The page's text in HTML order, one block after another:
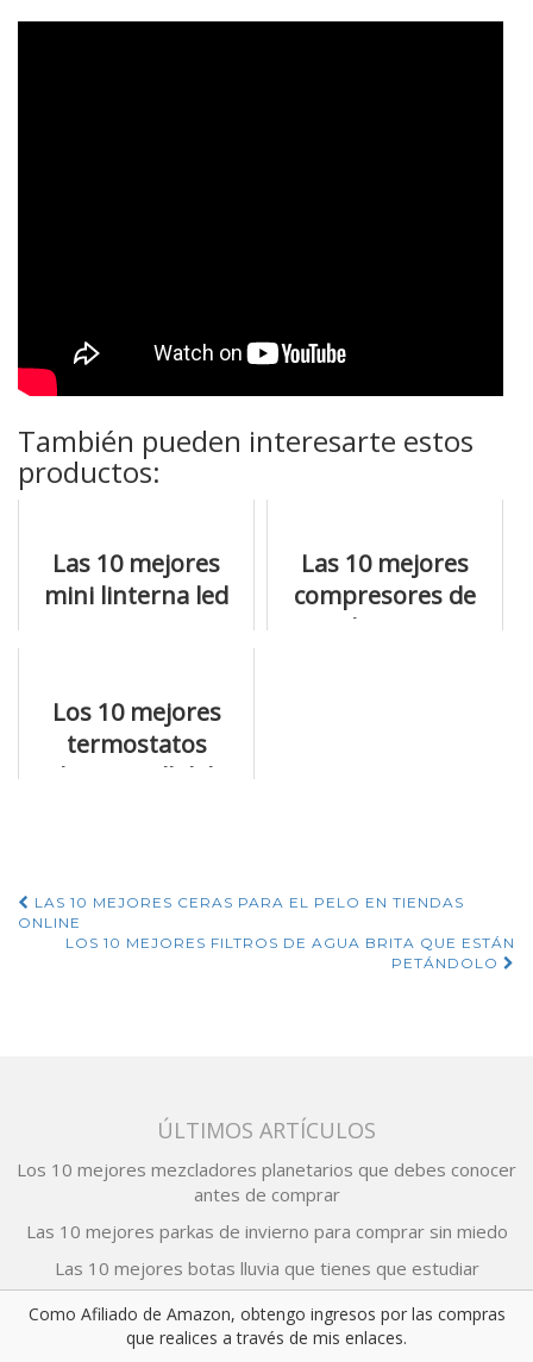
También pueden interesarte estos
productos:
Las 10 mejores
mini linterna led
Las 10 mejores
compresores de
aire de 220v que
Los 10 mejores
termostatos
honeywell del
Navegación
LAS 10 MEJORES CERAS PARA EL PELO EN TIENDAS
ONLINE
LOS 10 MEJORES FILTROS DE AGUA BRITA QUE ESTÁN
PETÁNDOLO
ÚLTIMOS ARTÍCULOS
Los 10 mejores mezcladores planetarios que debes conocer
antes de comprar
Las 10 mejores parkas de invierno para comprar sin miedo
Las 10 mejores botas lluvia que tienes que estudiar
Los 10 mejores teleprompters que te recomendamos
Los 10 mejores pirograbadores para dibujos que hay en venta
Como Afiliado de Amazon, obtengo ingresos por las compras
que realices a través de mis enlaces.